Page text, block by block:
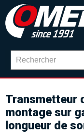
Transmetteur
montage sur
longueur de